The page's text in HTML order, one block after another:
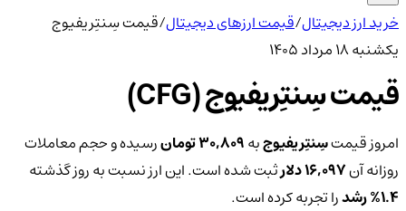
خرید ارز دیجیتال/قیمت ارزهای دیجیتال/قیمت سِنتِریفیوج
یکشنبه ۱۸ مرداد ۱۴۰۵
قیمت سِنتِریفیوج (CFG)
امروز قیمتسِنتِریفیوجبه30,809 تومان
رسیده و حجم معاملات
روزانه آن16,097 دلار
ثبت شده است. این ارز نسبت به روز گذشته
1.4% رشدرا تجربه کرده است.